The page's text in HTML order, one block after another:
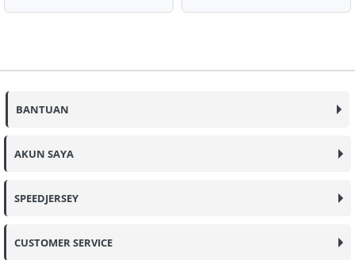
BANTUAN
AKUN SAYA
SPEEDJERSEY
CUSTOMER SERVICE